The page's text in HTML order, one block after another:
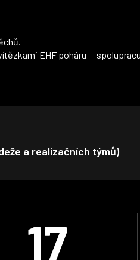
EHF poháru —
a realizačních týmů)
17